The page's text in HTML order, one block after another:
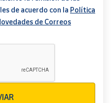
de acuerdo con la Política
de Correos